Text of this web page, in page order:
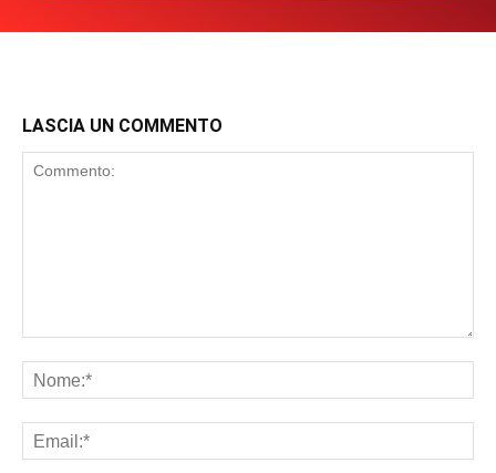
LASCIA UN COMMENTO